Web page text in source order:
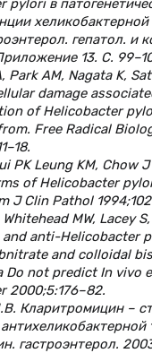
pylori в
гепатол. и
13. С.
Park AM, Nagata K,
damage
of Helicobacter
Free Radical
PK Leung KM, Chow
of Helicobacter
J Clin Pathol
MW, Lacey
anti-Helicobacter
and colloidal
Do not predict In vivo
2000;5:176–82.
Кларитромицин –
гастроэнтерол.